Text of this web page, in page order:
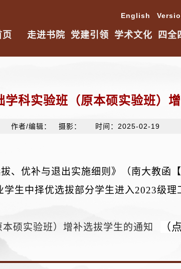
English
页 走进书院 党建引领 学术文化 四全
科实验班（原本硕实验班）
作者/编辑： 摄影： 时间：2025-02-19
、优补与退出实施细则》（南大教函 【
学生中择优选拔部分学生进入2023级理
硕实验班）增补选拔学生的通知 （